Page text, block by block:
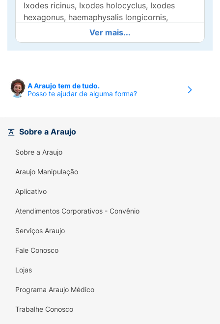
Ixodes ricinus, Ixodes holocyclus, Ixodes
hexagonus, haemaphysalis longicornis,
haemaphysalis elliptica).
Simparic é também indicado para tratamento
tratamento e prevenção de Otodectes
Cynotis (ácaro da orelha).
de Borrelia Burgdorferi (doença de lyme) e
Anaplasma Phagocytophilum pelo carrapato
Ixodes Scapularis, e Babesia Canis pelo
mastigável pode iniciar em qualquer época do
ano e continuar durante o mesmo sem
Dosagem e Administração:
comprimido mastigável é administrado via
recomendada de 2mg/kg.
Precauções, advertências e outras
informações:
Ver mais...
A Araujo tem de tudo.
Posso te ajudar de alguma forma?
Sobre a Araujo
Sobre a Araujo
Araujo Manipulação
Aplicativo
Atendimentos Corporativos - Convênio
Serviços Araujo
Fale Conosco
Lojas
Programa Araujo Médico
Trabalhe Conosco